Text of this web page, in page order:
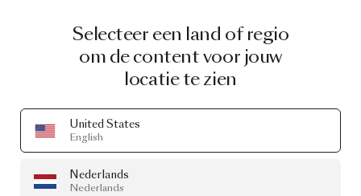
Selecteer een land of regio
om de content voor jouw
locatie te zien
United States
English
Nederlands
Nederlands